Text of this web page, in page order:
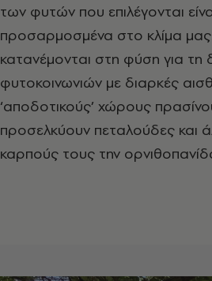
των φυτών που επιλέγονται
προσαρμοσμένα στο κλίμα
κατανέμονται στη φύση για τη
φυτοκοινωνιών με διαρκές
‘αποδοτικούς’ χώρους
προσελκύουν πεταλούδες και
καρπούς τους την